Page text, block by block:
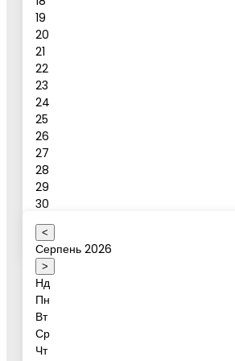
19
20
21
22
23
24
25
26
27
28
29
30
31
Оберіть коректну дату
Повідомлення
Бронювання активності
Ваше ім'я
<
Серпень 2026
>
Нд
Пн
Вт
Ср
Чт
Дата активності
Бажаний час